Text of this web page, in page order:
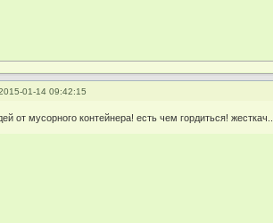
01-14 09:42:15
от мусорного контейнера! есть чем гордиться! жесткач...